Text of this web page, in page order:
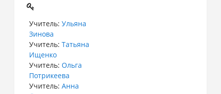
Учитель: Ульяна
Зинова
Учитель: Татьяна
Ищенко
Учитель: Ольга
Потрикеева
Учитель: Анна